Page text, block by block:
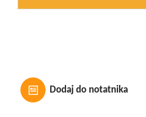
Dodaj do notatnika